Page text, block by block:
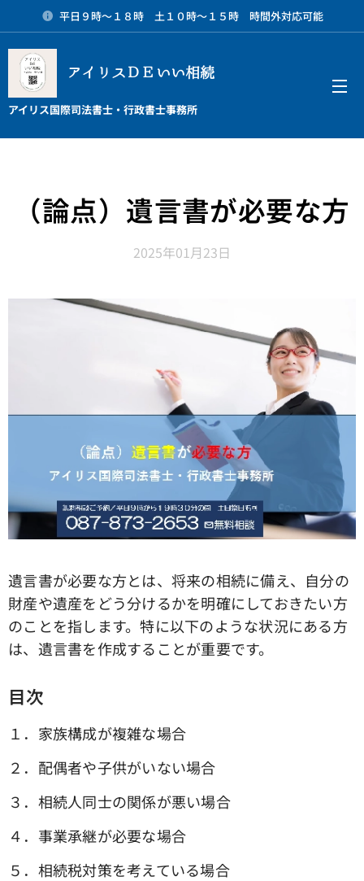
平日９時～１８時 土１０時～１５時 時間外対応可能
アイリスＤＥいい相続
アイリス国際司法書士・行政書士事務所
（論点）遺言書が必要な方
2025年01月23日
遺言書が必要な方とは、将来の相続に備え、自分の
財産や遺産をどう分けるかを明確にしておきたい方
のことを指します。特に以下のような状況にある方
は、遺言書を作成することが重要です。
目次
１．家族構成が複雑な場合
２．配偶者や子供がいない場合
３．相続人同士の関係が悪い場合
４．事業承継が必要な場合
５．相続税対策を考えている場合